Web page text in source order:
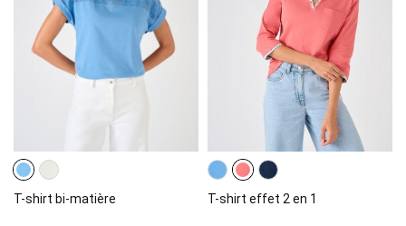
T-shirt bi-matière T-shirt effet 2 en 1